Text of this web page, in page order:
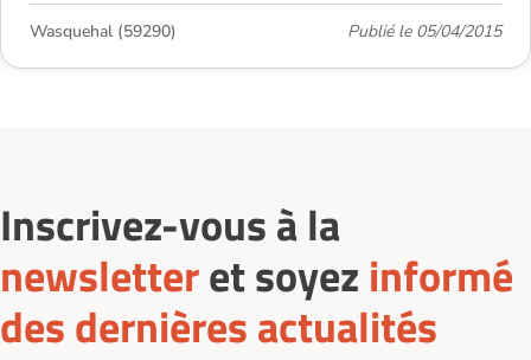
Wasquehal (59290) Publié le 05/04/2015
Inscrivez-vous à la
newsletteret soyez informé
des dernières actualités